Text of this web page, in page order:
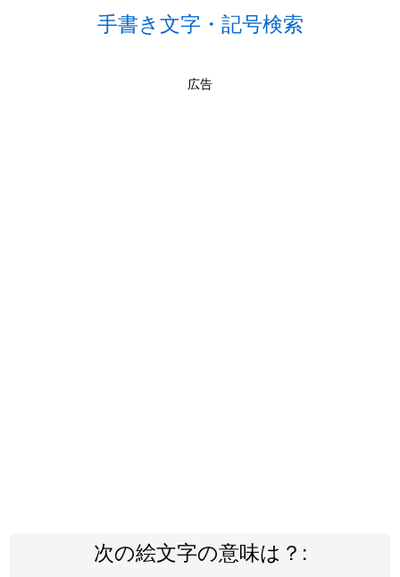
手書き文字・記号検索
広告
次の絵文字の意味は？: